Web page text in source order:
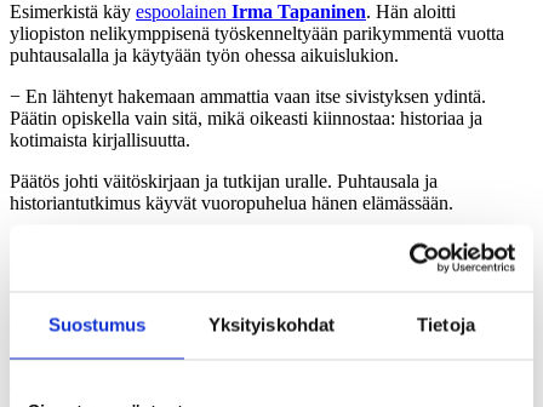
Suostumus Yksityiskohdat Tietoja
Esimerkistä käy espoolainen Irma Tapaninen. Hän aloitti
yliopiston nelikymppisenä työskenneltyään parikymmentä vuotta
puhtausalalla ja käytyään työn ohessa aikuislukion.
− En lähtenyt hakemaan ammattia vaan itse sivistyksen ydintä.
Päätin opiskella vain sitä, mikä oikeasti kiinnostaa: historiaa ja
kotimaista kirjallisuutta.
Päätös johti väitöskirjaan ja tutkijan uralle. Puhtausala ja
historiantutkimus käyvät vuoropuhelua hänen elämässään.
− Hyödynnän tutkimuksissani työelämästä omaksumiani
näkökulmia ja samalla pyrin tuomaan humanististen tieteiden
Väitöstutkimuksella takaisin työelämään